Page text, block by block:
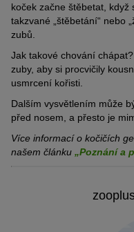
koček začne štěbetat, když
takzvané „štěbetání“ nebo
zubů.
Jak takové chování
zuby, aby si procvičily
usmrcení kořisti.
Dalším vysvětlením může
před nosem, a přesto je
Více informací o kočičích
našem článku „Poznání a